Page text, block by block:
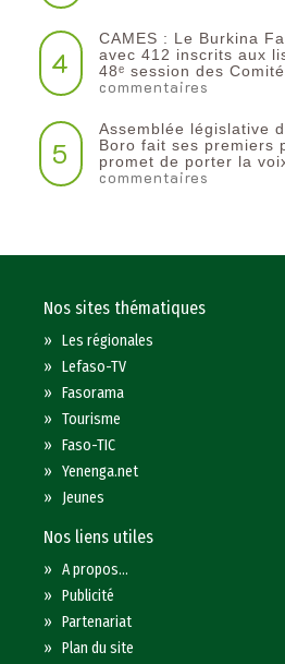
4
CAMES : Le Burkina
avec 412 inscrits aux
48ᵉ session des
commentaires
5
Assemblée législative
Boro fait ses premiers
promet de porter la
commentaires
Nos sites thématiques
»Les régionales
»Lefaso-TV
»Fasorama
»Tourisme
»Faso-TIC
»Yenenga.net
» Jeunes
Nos liens utiles
»A propos...
»Publicité
»Partenariat
»Plan du site